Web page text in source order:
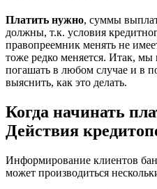
Платить нужно, суммы
должны, т.к. условия
правопреемник менять не
тоже редко меняется. Итак,
погашать в любом случае и в
выяснить, как это делать.
Когда начинать
Действия
Информирование клиентов
может производиться